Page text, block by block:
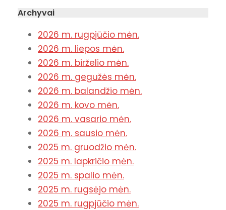
Archyvai
2026 m. rugpjūčio mėn.
2026 m. liepos mėn.
2026 m. birželio mėn.
2026 m. gegužės mėn.
2026 m. balandžio mėn.
2026 m. kovo mėn.
2026 m. vasario mėn.
2026 m. sausio mėn.
2025 m. gruodžio mėn.
2025 m. lapkričio mėn.
2025 m. spalio mėn.
2025 m. rugsėjo mėn.
2025 m. rugpjūčio mėn.